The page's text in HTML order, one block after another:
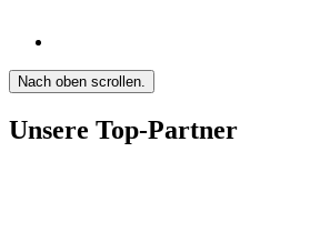
Nach oben scrollen.
Unsere Top-Partner